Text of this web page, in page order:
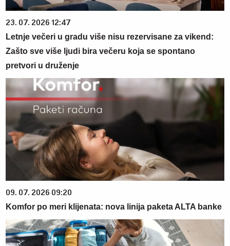
23. 07. 2026 12:47
Letnje večeri u gradu više nisu rezervisane za vikend:
Zašto sve više ljudi bira večeru koja se spontano
pretvori u druženje
09. 07. 2026 09:20
Komfor po meri klijenata: nova linija paketa ALTA banke